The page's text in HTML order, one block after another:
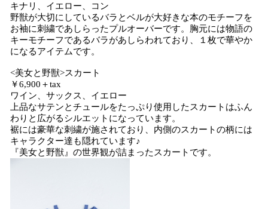
キナリ、イエロー、コン
野獣が大切にしているバラとベルが大好きな本のモチーフを
お袖に刺繍であしらったプルオーバーです。胸元には物語の
キーモチーフであるバラがあしらわれており、１枚で華やか
になるアイテムです。
<美女と野獣>スカート
￥6,900＋tax
ワイン、サックス、イエロー
上品なサテンとチュールをたっぷり使用したスカートはふん
わりと広がるシルエットになっています。
裾には豪華な刺繍が施されており、内側のスカートの柄には
キャラクター達も隠れています♪
『美女と野獣』の世界観が詰まったスカートです。